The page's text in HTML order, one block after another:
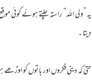
یہ ”ولی اللہ“ راستہ چلتے ہوئے کوئی
دیتا ۔
حتی کہ دینی فکروں اور باتوں کو